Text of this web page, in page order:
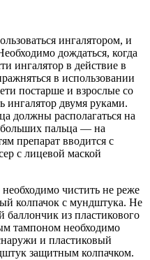
ингалятором, и
дождаться, когда
ингалятор в действие в
в использовании
постарше и взрослые со
двумя руками.
должны располагаться на
больших пальца — на
препарат вводится с
с лицевой маской
необходимо чистить не реже
колпачок с мундштука. Не
баллончик из пластикового
тампоном необходимо
и пластиковый
защитным колпачком.